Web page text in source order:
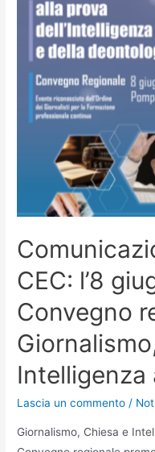
CEC: l’8
Convegno
Lascia un commento /
Giornalismo, Chiesa e